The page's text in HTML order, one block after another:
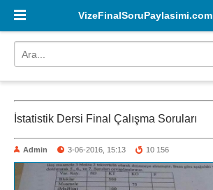
VizeFinalSoruPaylasimi.com
İstatistik Dersi Final Çalışma Soruları
Admin 3-06-2016, 15:13 10 156